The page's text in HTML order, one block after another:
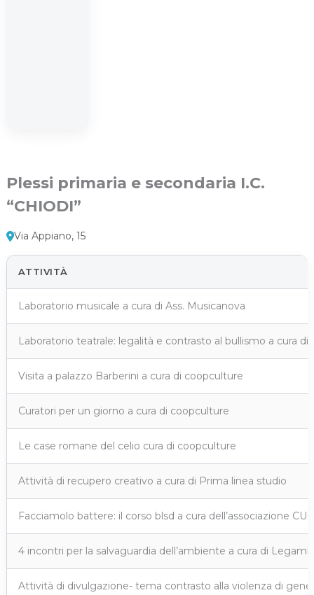
Plessi primaria e secondaria I.C.
“CHIODI”
Via Appiano, 15
ATTIVITÀ
Laboratorio musicale a cura di Ass. Musicanova
Laboratorio teatrale: legalità e contrasto al bullismo a cura di
Visita a palazzo Barberini a cura di coopculture
Curatori per un giorno a cura di coopculture
Le case romane del celio cura di coopculture
Attività di recupero creativo a cura di Prima linea studio
Facciamolo battere: il corso blsd a cura dell’associazione
4 incontri per la salvaguardia dell’ambiente a cura di
Attività di divulgazione- tema contrasto alla violenza di